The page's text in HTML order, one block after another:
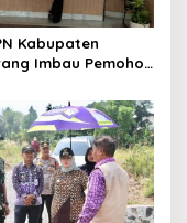
Kabupaten
Imbau Pemohon
Mandek